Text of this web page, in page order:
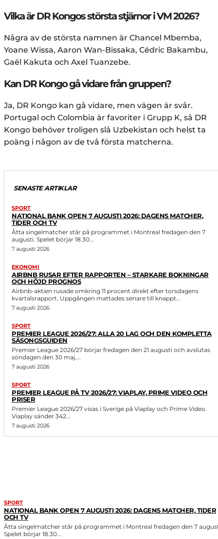
Vilka är DR Kongos största stjärnor i VM 2026?
Några av de största namnen är Chancel Mbemba,
Yoane Wissa, Aaron Wan-Bissaka, Cédric Bakambu,
Gaël Kakuta och Axel Tuanzebe.
Kan DR Kongo gå vidare från gruppen?
Ja, DR Kongo kan gå vidare, men vägen är svår.
Portugal och Colombia är favoriter i Grupp K, så DR
Kongo behöver troligen slå Uzbekistan och helst ta
poäng i någon av de två första matcherna.
SENASTE ARTIKLAR
SPORT
NATIONAL BANK OPEN 7 AUGUSTI 2026: DAGENS MATCHER,
TIDER OCH TV
Åtta singelmatcher står på programmet i Montreal fredagen den 7
augusti. Spelet börjar 18.30...
7 augusti 2026
EKONOMI
AIRBNB RUSAR EFTER RAPPORTEN – STARKARE BOKNINGAR
OCH HÖJD PROGNOS
Airbnb-aktien rusade omkring 11 procent direkt efter torsdagens
kvartalsrapport. Uppgången mattades senare till knappt...
7 augusti 2026
SPORT
PREMIER LEAGUE 2026/27: ALLA 20 LAG OCH DEN KOMPLETTA
SÄSONGSGUIDEN
Premier League 2026/27 börjar fredagen den 21 augusti och avslutas
söndagen den 30 maj....
7 augusti 2026
SPORT
PREMIER LEAGUE PÅ TV 2026/27: VIAPLAY, PRIME VIDEO OCH
PRISER
Premier League 2026/27 visas i Sverige på Viaplay och Prime Video.
Viaplay sänder 342...
7 augusti 2026
SPORT
NATIONAL BANK OPEN 7 AUGUSTI 2026: DAGENS MATCHER, TIDER
OCH TV
Åtta singelmatcher står på programmet i Montreal fredagen den 7
Spelet börjar 18.30...